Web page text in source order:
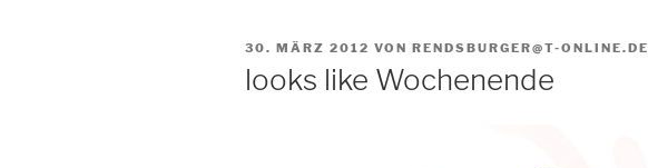
VERÖFFENTLICHT
30. MÄRZ 2012 VON RENDSBURGER@T-ONLINE.DE
looks like Wochenende